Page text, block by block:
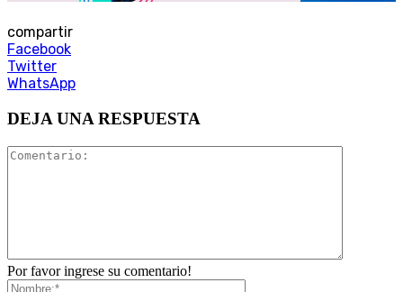
compartir
Facebook
Twitter
WhatsApp
DEJA UNA RESPUESTA
Por favor ingrese su comentario!